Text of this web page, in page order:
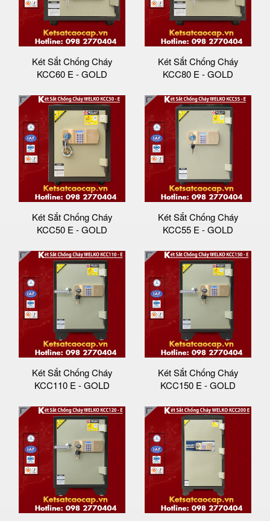
Két Sắt Chống Cháy
KCC60 E - GOLD
Két Sắt Chống Cháy
KCC80 E - GOLD
Két Sắt Chống Cháy
KCC50 E - GOLD
Két Sắt Chống Cháy
KCC55 E - GOLD
Két Sắt Chống Cháy
KCC110 E - GOLD
Két Sắt Chống Cháy
KCC150 E - GOLD